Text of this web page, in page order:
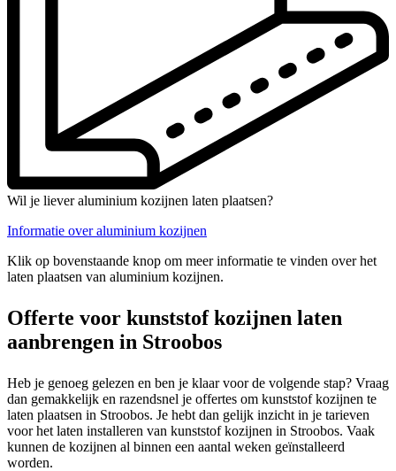
Wil je liever aluminium kozijnen laten plaatsen?
Informatie over aluminium kozijnen
Klik op bovenstaande knop om meer informatie te vinden over het
laten plaatsen van aluminium kozijnen.
Offerte voor kunststof kozijnen laten
aanbrengen in Stroobos
Heb je genoeg gelezen en ben je klaar voor de volgende stap? Vraag
dan gemakkelijk en razendsnel je offertes om kunststof kozijnen te
laten plaatsen in Stroobos. Je hebt dan gelijk inzicht in je tarieven
voor het laten installeren van kunststof kozijnen in Stroobos. Vaak
kunnen de kozijnen al binnen een aantal weken geïnstalleerd
worden.